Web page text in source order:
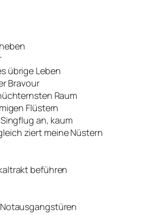
übrige Leben
Bravour
Raum
Flüstern
an, kaum
ziert meine Nüstern
beführen